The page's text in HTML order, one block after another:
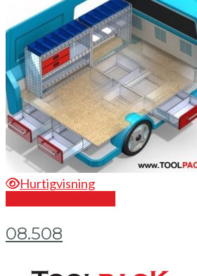
Hurtigvisning
08.508